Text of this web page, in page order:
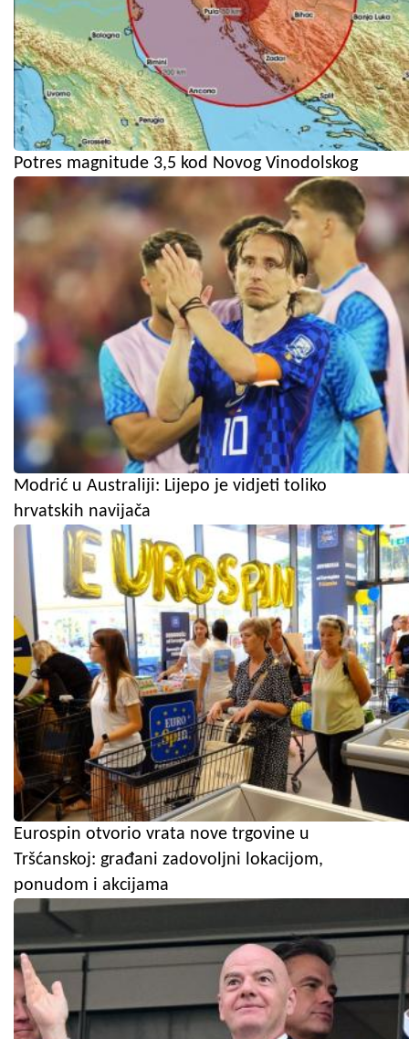
Potres magnitude 3,5 kod Novog Vinodolskog
Modrić u Australiji: Lijepo je vidjeti toliko
hrvatskih navijača
Eurospin otvorio vrata nove trgovine u
Tršćanskoj: građani zadovoljni lokacijom,
ponudom i akcijama